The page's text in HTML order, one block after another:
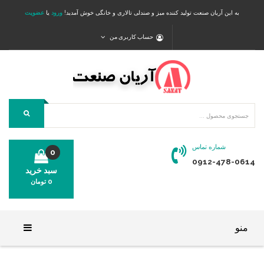
به این آریان صنعت تولید کننده میز و صندلی تالاری و خانگی خوش آمدید! ورود یا عضویت
حساب کاربری من
شماره تماس
0912-478-0614
سبد خرید
0
0 تومان
منو